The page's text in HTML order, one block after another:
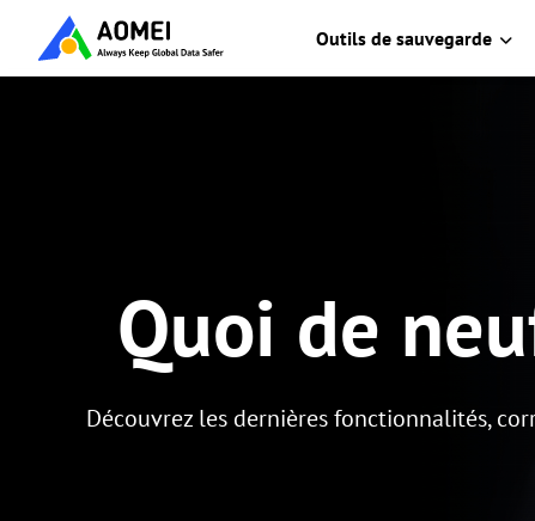
Outils de sauvegarde
Quoi de
Découvrez les dernières fonctionnalités,